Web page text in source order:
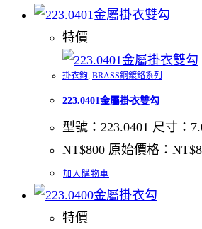
特價
掛衣鉤, BRASS銅鍍鉻系列
223.0401金屬掛衣雙勾
型號：223.0401 尺寸：
NT$800 原始價格：
加入購物車
特價